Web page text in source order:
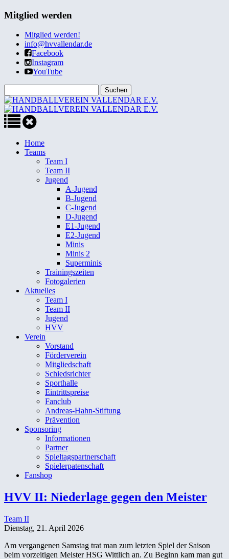
Mitglied werden
Mitglied werden!
info@hvvallendar.de
Facebook
Instagram
YouTube
Home
Teams
Team I
Team II
Jugend
A-Jugend
B-Jugend
C-Jugend
D-Jugend
E1-Jugend
E2-Jugend
Minis
Minis 2
Superminis
Trainingszeiten
Fotogalerien
Aktuelles
Team I
Team II
Jugend
HVV
Verein
Vorstand
Förderverein
Mitgliedschaft
Schiedsrichter
Sporthalle
Eintrittspreise
Fanclub
Andreas-Hahn-Stiftung
Prävention
Sponsoring
Informationen
Partner
Spieltagspartnerschaft
Spielerpatenschaft
Fanshop
HVV II: Niederlage gegen den Meister
Team II
Dienstag, 21. April 2026
Am vergangenen Samstag trat man zum letzten Spiel der Saison
beim vorzeitigen Meister HSG Wittlich an. Zu Beginn kam man gut